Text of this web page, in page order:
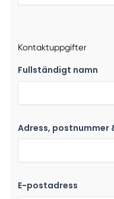
Kontaktuppgifter
Fullständigt namn
Adress, postnummer
E-postadress